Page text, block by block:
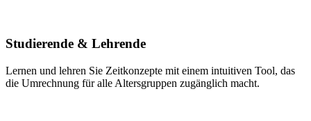
Studierende & Lehrende
Lernen und lehren Sie Zeitkonzepte mit einem intuitiven Tool, das
die Umrechnung für alle Altersgruppen zugänglich macht.